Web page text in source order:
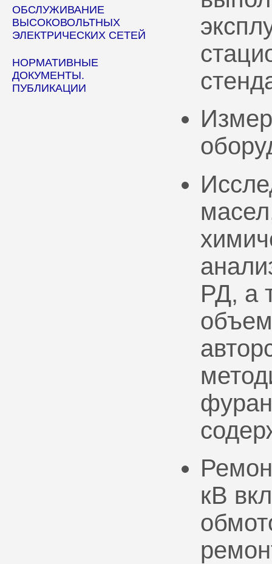
ОБСЛУЖИВАНИЕ
ВЫСОКОВОЛЬТНЫХ
ЭЛЕКТРИЧЕСКИХ СЕТЕЙ
НОРМАТИВНЫЕ
ДОКУМЕНТЫ.
ПУБЛИКАЦИИ
РД, а
кВ